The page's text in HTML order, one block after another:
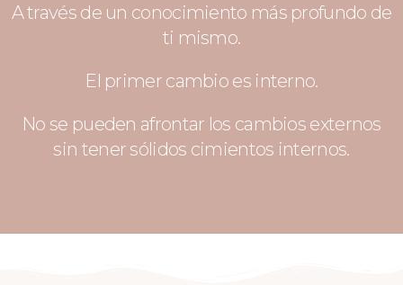
A través de un conocimiento más profundo de
ti mismo.
El primer cambio es interno.
No se pueden afrontar los cambios externos
sin tener sólidos cimientos internos.